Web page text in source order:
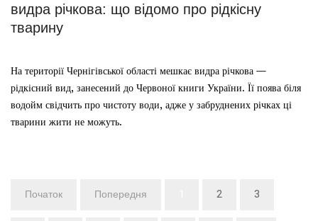
видра річкова: що відомо про рідкісну
тварину
На території Чернігівської області мешкає видра річкова —
рідкісний вид, занесений до Червоної книги України. Її поява біля
водойм свідчить про чистоту води, адже у забруднених річках ці
тварини жити не можуть.
Початок Попередня 2 3